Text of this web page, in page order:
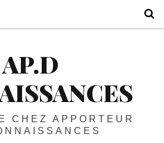
AP.D
CHEZ APPORTEUR